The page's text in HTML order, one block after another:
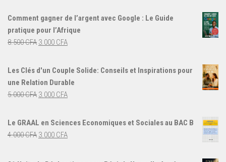
Comment gagner de l’argent avec Google : Le Guide
pratique pour l’Afrique
8.500CFA Le
initial
était :
8.500 CFA.
3.000 CFALe
actuel
est :
Les Clés d'un Couple Solide: Conseils et Inspirations pour
une Relation Durable
5.000CFA Le
initial
était :
3.000 CFALe
actuel
Le GRAAL en Sciences Economiques et Sociales au BAC B
4.000CFA Le
3.000 CFALe